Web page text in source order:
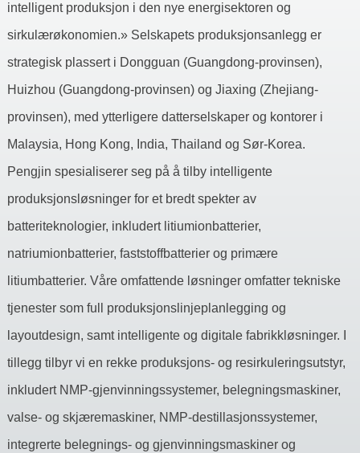
intelligent produksjon i den nye energisektoren og
sirkulærøkonomien.» Selskapets produksjonsanlegg er
strategisk plassert i Dongguan (Guangdong-provinsen),
Huizhou (Guangdong-provinsen) og Jiaxing (Zhejiang-
provinsen), med ytterligere datterselskaper og kontorer i
Malaysia, Hong Kong, India, Thailand og Sør-Korea.
Pengjin spesialiserer seg på å tilby intelligente
produksjonsløsninger for et bredt spekter av
batteriteknologier, inkludert litiumionbatterier,
natriumionbatterier, faststoffbatterier og primære
litiumbatterier. Våre omfattende løsninger omfatter tekniske
tjenester som full produksjonslinjeplanlegging og
layoutdesign, samt intelligente og digitale fabrikkløsninger. I
tillegg tilbyr vi en rekke produksjons- og resirkuleringsutstyr,
inkludert NMP-gjenvinningssystemer, belegningsmaskiner,
valse- og skjæremaskiner, NMP-destillasjonssystemer,
integrerte belegnings- og gjenvinningsmaskiner og